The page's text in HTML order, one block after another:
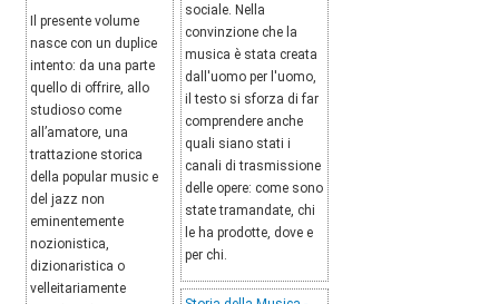
Il presente volume
nasce con un duplice
intento: da una parte
quello di offrire, allo
studioso come
all’amatore, una
trattazione storica
della popular music e
del jazz non
eminentemente
nozionistica,
dizionaristica o
velleitariamente
sociale. Nella
convinzione che la
musica è stata creata
dall'uomo per l'uomo,
il testo si sforza di far
comprendere anche
quali siano stati i
canali di trasmissione
delle opere: come sono
state tramandate, chi
le ha prodotte, dove e
per chi.